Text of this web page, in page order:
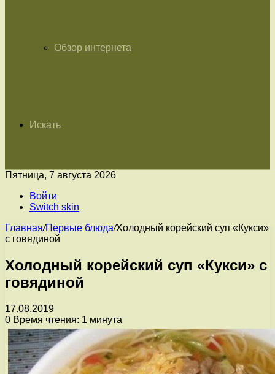
Обзор интернета
Искать
Пятница, 7 августа 2026
Войти
Switch skin
Главная/Первые блюда/Холодный корейский суп «Кукси»
с говядиной
Холодный корейский суп «Кукси» с
говядиной
17.08.2019
0 Время чтения: 1 минута